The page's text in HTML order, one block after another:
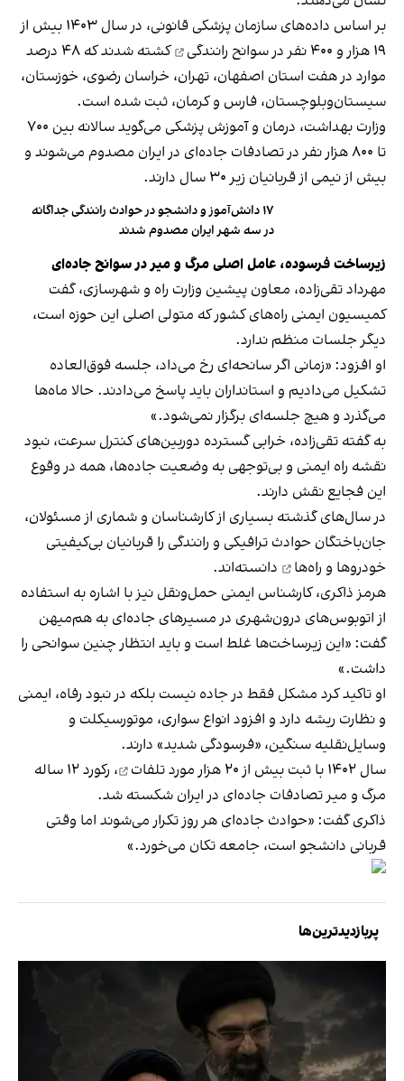
بر اساس داده‌های سازمان پزشکی ‌قانونی، در سال ۱۴۰۳ بیش از
۱۹ هزار و ۴۰۰ نفر در
سوانح رانندگی
کشته شدند که ۴۸ درصد
موارد در هفت استان اصفهان، تهران، خراسان رضوی، خوزستان،
سیستان‌وبلوچستان، فارس و کرمان، ثبت شده است.
وزارت بهداشت، درمان و آموزش پزشکی می‌گوید سالانه بین ۷۰۰
تا ۸۰۰ هزار نفر در تصادفات جاده‌ای در ایران مصدوم می‌شوند و
بیش از نیمی از قربانیان زیر ۳۰ سال دارند.
۱۷ دانش‌آموز و دانشجو در حوادث رانندگی جداگانه
در سه شهر ایران مصدوم شدند
زیرساخت فرسوده، عامل اصلی مرگ و میر در سوانح جاده‌ای
مهرداد تقی‌زاده، معاون پیشین وزارت راه و شهرسازی، گفت
کمیسیون ایمنی راه‌های کشور که متولی اصلی این حوزه است،
دیگر جلسات منظم ندارد.
او افزود: «زمانی اگر سانحه‌ای رخ می‌داد، جلسه فوق‌العاده
تشکیل می‌دادیم و استانداران باید پاسخ می‌دادند. حالا ماه‌ها
می‌گذرد و هیچ جلسه‌ای برگزار نمی‌شود.»
به گفته تقی‌زاده، خرابی گسترده دوربین‌های کنترل سرعت، نبود
نقشه راه ایمنی و بی‌توجهی به وضعیت جاده‌ها، همه در وقوع
این فجایع نقش دارند.
در سال‌های گذشته بسیاری از کارشناسان و شماری از مسئولان،
جان‌باختگان حوادث ترافیکی و رانندگی را قربانیان بی‌کیفیتی
خودروها و راه‌ها
دانسته‌اند.
هرمز ذاکری، کارشناس ایمنی حمل‌ونقل نیز با اشاره به استفاده
از اتوبوس‌های درون‌شهری در مسیرهای جاده‌ای به هم‌میهن
گفت: «این زیرساخت‌ها غلط است و باید انتظار چنین سوانحی را
داشت.»
او تاکید کرد مشکل فقط در جاده نیست بلکه در نبود رفاه، ایمنی
و نظارت ریشه دارد و افزود انواع سواری، موتورسیکلت و
وسایل‌نقلیه سنگین، «فرسودگی شدید» دارند.
سال ۱۴۰۲ با ثبت بیش از
۲۰ هزار مورد تلفات
، رکورد ۱۲ ساله
مرگ‌ و میر تصادفات جاده‌ای در ایران شکسته شد.
ذاکری گفت: «حوادث جاده‌ای هر روز تکرار می‌شوند اما وقتی
قربانی دانشجو است، جامعه تکان می‌خورد.»
پربازدیدترین‌ها